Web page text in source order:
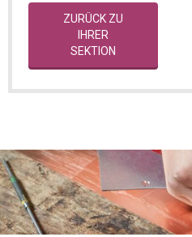
ZURÜCK ZU
IHRER
SEKTION